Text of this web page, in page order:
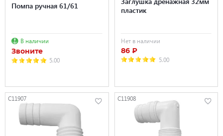
Помпа ручная 61/61
В наличии
Звоните
5.00
пластик
Нет в наличии
86 ₽
5.00
C11907 C11908